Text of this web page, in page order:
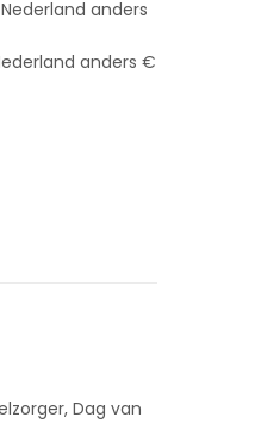
anders
anders €
, Dag van